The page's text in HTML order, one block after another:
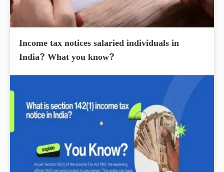
Income tax notices salaried individuals in
India? What you know?